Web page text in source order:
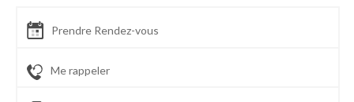
Prendre Rendez-vous
Me rappeler